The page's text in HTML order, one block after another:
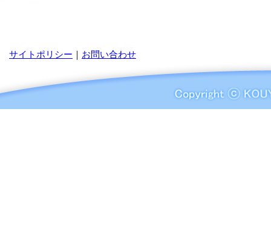
サイトポリシー お問い合わせ